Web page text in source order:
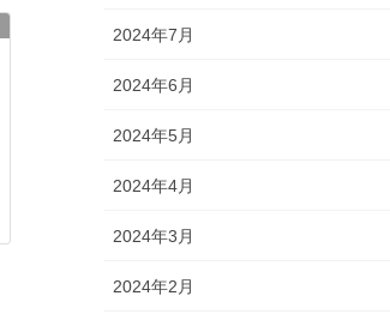
2024年7月
2024年6月
2024年5月
2024年4月
2024年3月
2024年2月